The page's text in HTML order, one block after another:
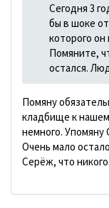
Сегодня 3
бы в шоке
которого
Помяните,
остался.
Помяну
кладбище к
немного.
Очень мало
Серёж, что никого.